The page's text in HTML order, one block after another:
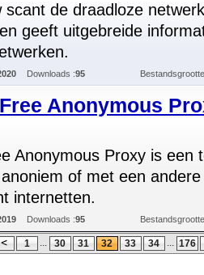
scant de draadloze
geeft uitgebreide
Downloads :95
Anonymous
Anonymous Proxy is een
of met een andere
internetten.
Downloads :95
1 ... 30 31 32 33 34 ... 176